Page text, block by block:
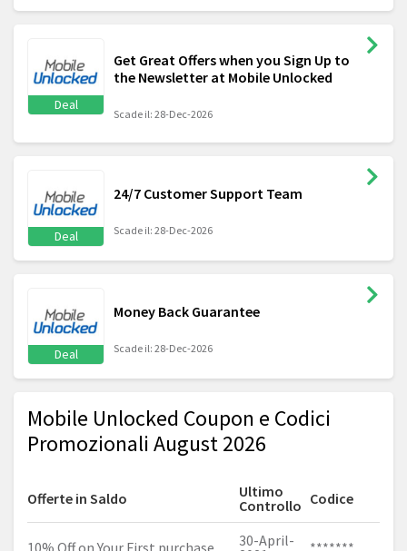
Deal
Get Great Offers when you Sign Up to
the Newsletter at Mobile Unlocked
Scade il: 28-Dec-2026
Deal
24/7 Customer Support Team
Scade il: 28-Dec-2026
Deal
Money Back Guarantee
Scade il: 28-Dec-2026
Mobile Unlocked Coupon e Codici
Promozionali August 2026
Offerte in Saldo
Ultimo
Controllo Codice
30-April-